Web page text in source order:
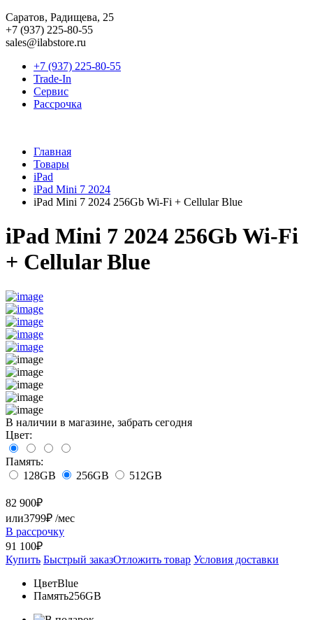
Саратов, Радищева, 25
+7 (937) 225-80-55
sales@ilabstore.ru
+7 (937) 225-80-55
Trade-In
Сервис
Рассрочка
Главная
Товары
iPad
iPad Mini 7 2024
iPad Mini 7 2024 256Gb Wi-Fi + Cellular Blue
iPad Mini 7 2024 256Gb Wi-Fi
+ Cellular Blue
В наличии в магазине, забрать сегодня
Цвет:
Память:
128GB
256GB 512GB
82 900₽
или3799₽ /мес
В рассрочку
91 100₽
Купить Быстрый заказОтложить товар Условия доставки
ЦветBlue
Память256GB